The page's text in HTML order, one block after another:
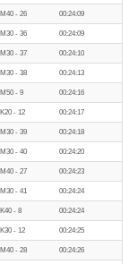
M40 - 26 00:24:09
M30 - 36 00:24:09
M30 - 37 00:24:10
M30 - 38 00:24:13
M50 - 9 00:24:16
K20 - 12 00:24:17
M30 - 39 00:24:18
M30 - 40 00:24:20
M40 - 27 00:24:23
M30 - 41 00:24:24
K40 - 8 00:24:24
K30 - 12 00:24:25
M40 - 28 00:24:26